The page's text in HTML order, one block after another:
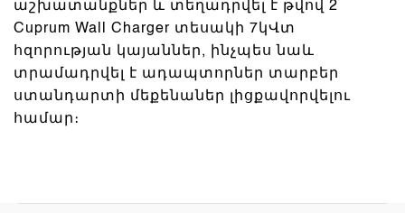
աշխատանքներ և տեղադրվել է թվով 2
Cuprum Wall Charger տեսակի 7կՎտ
հզորության կայաններ, ինչպես նաև
տրամադրվել է ադապտորներ տարբեր
ստանդարտի մեքենաներ լիցքավորվելու
համար։